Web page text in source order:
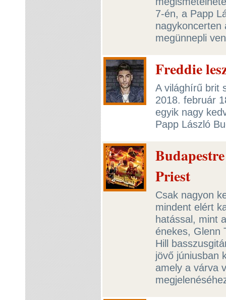
7-én, a Papp
nagykoncerten
megünnepli
Freddie
A világhírű brit
2018. február
egyik nagy
Papp László
Priest
Csak nagyon
mindent elért
hatással, mint
énekes, Glenn
Hill
jövő júniusban
amely a várva